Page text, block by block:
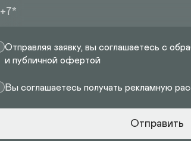
+7
Отправляя заявку, вы соглашаетесь с
и публичной офертой
Вы соглашаетесь получать рекламную
Отправить